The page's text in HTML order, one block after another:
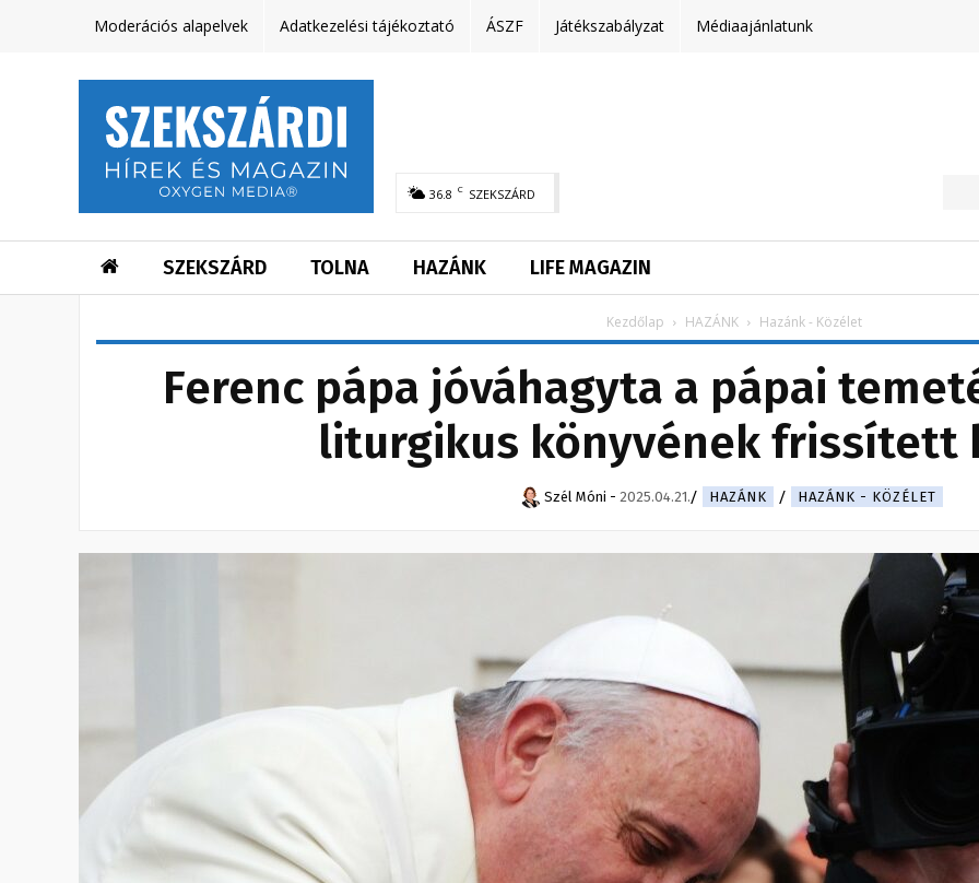
Moderációs alapelvek Adatkezelési tájékoztató ÁSZF Játékszabályzat Médiaajánlatunk
36.8 C SZEKSZÁRD
SZEKSZÁRD TOLNA HAZÁNK LIFE MAGAZIN
Kezdőlap HAZÁNK Hazánk - Közélet
Ferenc pápa jóváhagyta a pápai
liturgikus könyvének frissített
Szél Móni - 2025.04.21. HAZÁNK HAZÁNK - KÖZÉLET